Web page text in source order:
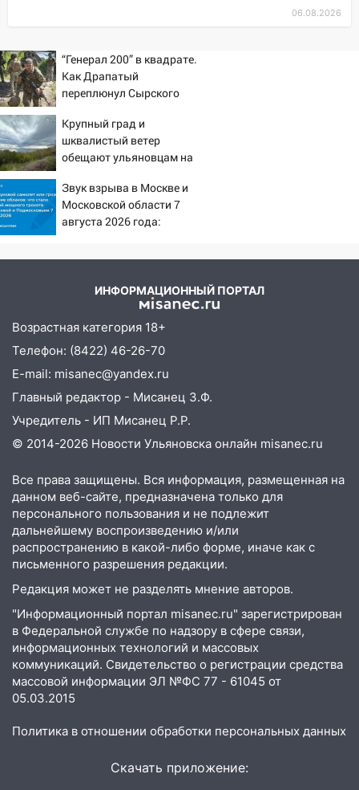
золота в составе сборной мира
11:16
В Ульяновске открыли памятную
доску декабристу Кондратию Рылееву
10:40
В Ульяновске спасатели ночью
нашли потерявшегося в заброшенных
садах 79-летнего мужчину
10:26
На нескольких улицах Ульяновска
временно отключили холодную воду
коррупционной схемы при ЦГКБ
Ночью беспилотники сбили над
соседними Татарстаном и Саратовской
областью
09:41 Диана Шурыгина уверовала в
Бога в СИЗО
09:35 В Ульяновске директора фирмы
будут судить за неуплату налогов на 48
08:22 Подросток на питбайке сбил
велосипедистку: пострадали двое
07:20 Жара возвращается: ожидается
знойный и сухой четверг
пострадал 38-летний водитель
иномарки
05:00 «Каждая пятая женщина и каждый
второй мужчина в мире сталкиваются с
алопецией»: врач рассказал, чем может
быть вызвано облысение и как с этим
принесет прилив творческой энергии и
отличные шансы исправить старые
06.08.2026
“Генерал 200” в квадрате.
Как Драпатый
переплюнул Сырского
Крупный град и
шквалистый ветер
обещают ульяновцам на
Звук взрыва в Москве и
Московской области 7
августа 2026 года:
ИНФОРМАЦИОННЫЙ ПОРТАЛ
Возрастная категория 18+
Телефон: (8422) 46-26-70
E-mail: misanec@yandex.ru
Главный редактор - Мисанец З.Ф.
Учредитель - ИП Мисанец Р.Р.
© 2014-2026 Новости Ульяновска онлайн misanec.ru
Все права защищены. Вся информация, размещенная на
данном веб-сайте, предназначена только для
персонального пользования и не подлежит
дальнейшему воспроизведению и/или
распространению в какой-либо форме, иначе как с
письменного разрешения редакции.
Редакция может не разделять мнение авторов.
"Информационный портал misanec.ru" зарегистрирован
в Федеральной службе по надзору в сфере связи,
информационных технологий и массовых
коммуникаций. Свидетельство о регистрации средства
массовой информации ЭЛ №ФС 77 - 61045 от
05.03.2015
Политика в отношении обработки персональных данных
Скачать приложение: